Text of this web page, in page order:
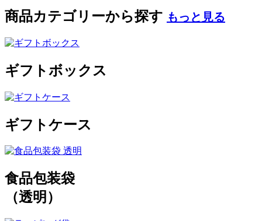
商品カテゴリーから探す もっと見る
ギフトボックス
ギフトケース
食品包装袋
（透明）